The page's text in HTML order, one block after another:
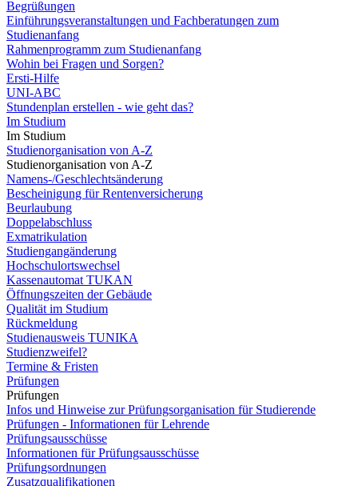
Begrüßungen
Einführungsveranstaltungen und Fachberatungen zum
Studienanfang
Rahmenprogramm zum Studienanfang
Wohin bei Fragen und Sorgen?
Ersti-Hilfe
UNI-ABC
Stundenplan erstellen - wie geht das?
Im Studium
Im Studium
Studienorganisation von A-Z
Studienorganisation von A-Z
Namens-/Geschlechtsänderung
Bescheinigung für Rentenversicherung
Beurlaubung
Doppelabschluss
Exmatrikulation
Studiengangänderung
Hochschulortswechsel
Kassenautomat TUKAN
Öffnungszeiten der Gebäude
Qualität im Studium
Rückmeldung
Studienausweis TUNIKA
Studienzweifel?
Termine & Fristen
Prüfungen
Prüfungen
Infos und Hinweise zur Prüfungsorganisation für Studierende
Prüfungen - Informationen für Lehrende
Prüfungsausschüsse
Informationen für Prüfungsausschüsse
Prüfungsordnungen
Zusatzqualifikationen